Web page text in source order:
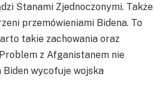
Stanami Zjednoczonymi. Także
przemówieniami Bidena. To
takie zachowania oraz
z Afganistanem nie
Biden wycofuje wojska